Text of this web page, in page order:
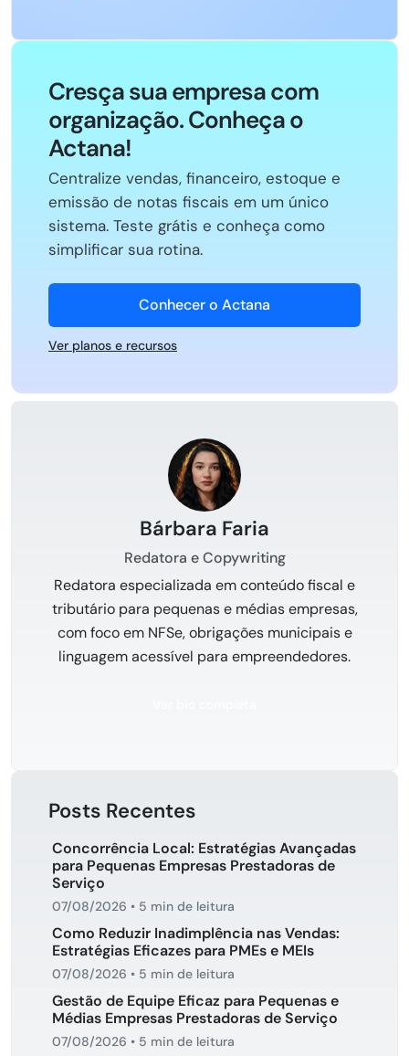
Cresça sua empresa com
organização. Conheça o
Actana!
Centralize vendas, financeiro, estoque e
emissão de notas fiscais em um único
sistema. Teste grátis e conheça como
simplificar sua rotina.
Conhecer o Actana
Ver planos e recursos
Bárbara Faria
Redatora e Copywriting
Redatora especializada em conteúdo fiscal e
tributário para pequenas e médias empresas,
com foco em NFSe, obrigações municipais e
linguagem acessível para empreendedores.
Posts Recentes
Concorrência Local: Estratégias Avançadas
para Pequenas Empresas Prestadoras de
Serviço
07/08/2026 • 5 min de leitura
Como Reduzir Inadimplência nas Vendas:
Estratégias Eficazes para PMEs e MEIs
07/08/2026 • 5 min de leitura
Gestão de Equipe Eficaz para Pequenas e
Médias Empresas Prestadoras de Serviço
07/08/2026 • 5 min de leitura